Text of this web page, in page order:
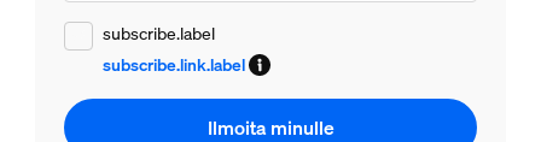
subscribe.label
subscribe.link.label
Ilmoita minulle